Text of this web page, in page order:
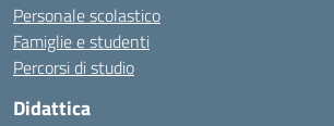
Personale scolastico
Famiglie e studenti
Percorsi di studio
Didattica